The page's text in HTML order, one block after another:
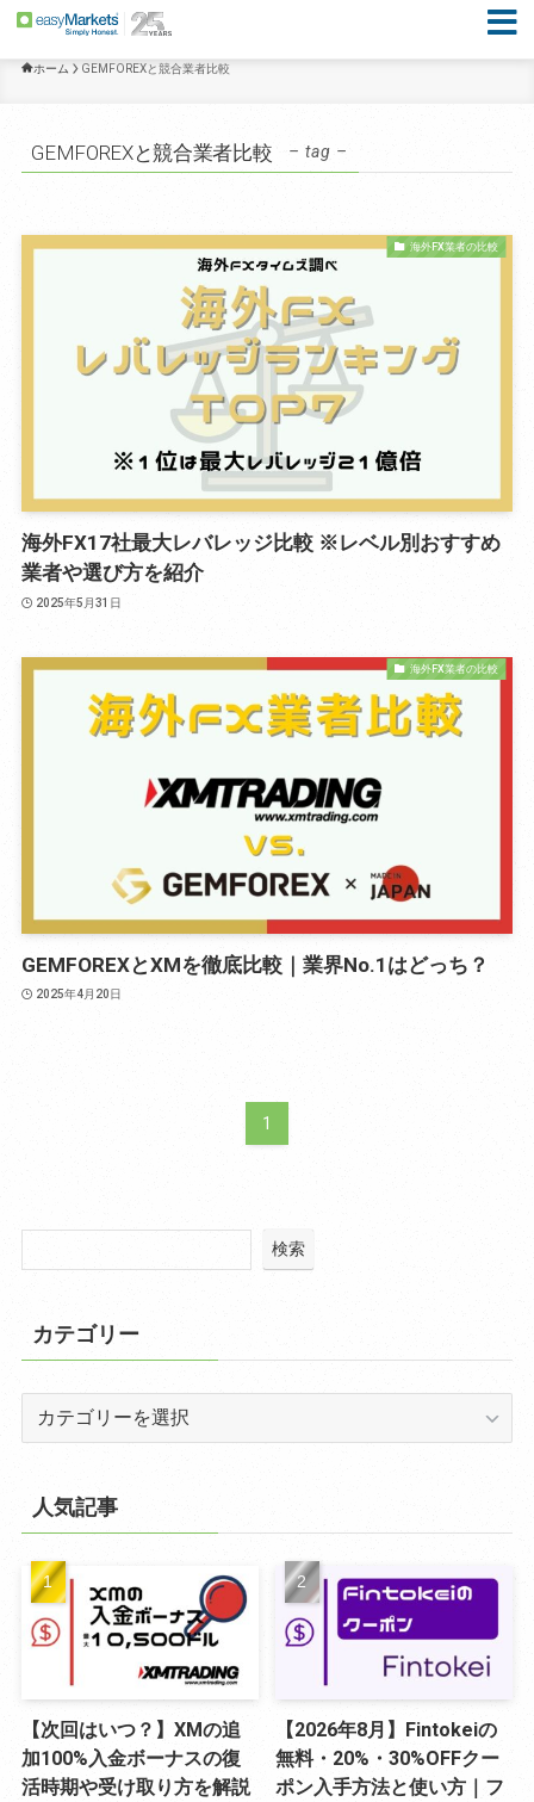
ホーム GEMFOREXと競合業者比較
GEMFOREXと競合業者比較 – tag –
海外FX業者の比較
海外FX17社最大レバレッジ比較 ※レベル別おすすめ
業者や選び方を紹介
2025年5月31日
海外FX業者の比較
GEMFOREXとXMを徹底比較｜業界No.1はどっち？
2025年4月20日
1
検索
カテゴリー
ー
人気記事
【次回はいつ？】XMの追
加100%入金ボーナスの復
活時期や受け取り方を解説
【2026年8月】Fintokeiの
無料・20%・30%OFFクー
ポン入手方法と使い方｜フ